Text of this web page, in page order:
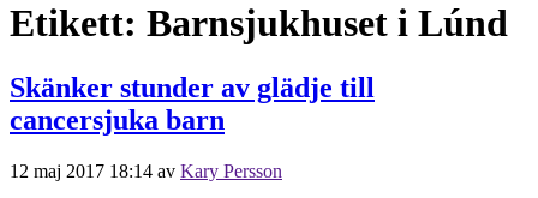
Etikett: Barnsjukhuset i Lúnd
Skänker stunder av glädje till
cancersjuka barn
12 maj 2017 18:14 av Kary Persson